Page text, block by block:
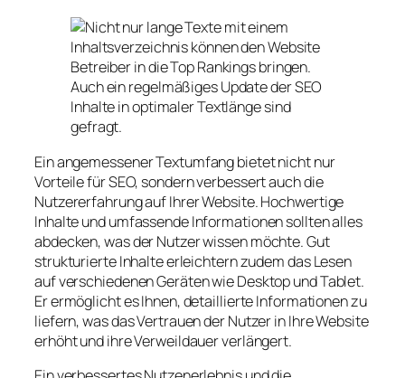
Ein angemessener Textumfang bietet nicht nur
Vorteile für SEO, sondern verbessert auch die
Nutzererfahrung auf Ihrer Website. Hochwertige
Inhalte und umfassende Informationen sollten alles
abdecken, was der Nutzer wissen möchte. Gut
strukturierte Inhalte erleichtern zudem das Lesen
auf verschiedenen Geräten wie Desktop und Tablet.
Er ermöglicht es Ihnen, detaillierte Informationen zu
liefern, was das Vertrauen der Nutzer in Ihre Website
erhöht und ihre Verweildauer verlängert.